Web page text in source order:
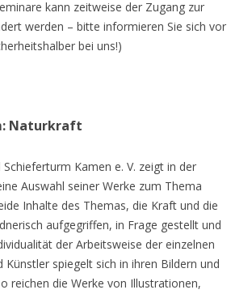
kann zeitweise der Zugang zur
werden – bitte informieren Sie sich vor
bei uns!)
Naturkraft
Kamen e. V. zeigt in der
Auswahl seiner Werke zum Thema
Inhalte des Themas, die Kraft und die
aufgegriffen, in Frage gestellt und
der Arbeitsweise der einzelnen
Künstler spiegelt sich in ihren Bildern und
reichen die Werke von Illustrationen,